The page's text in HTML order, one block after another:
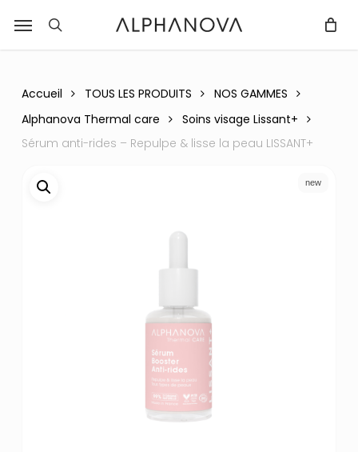
main
recherche
Menu
Fermer
Accueil TOUS LES PRODUITS
NOS GAMMES
Alphanova Thermal care
Soins visage Lissant+
Sérum anti-rides – Repulpe & lisse la peau LISSANT+
new